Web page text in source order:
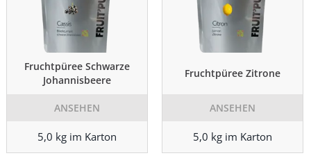
Fruchtpüree Schwarze
Johannisbeere
ANSEHEN
5,0 kg im Karton
Fruchtpüree Zitrone
ANSEHEN
5,0 kg im Karton